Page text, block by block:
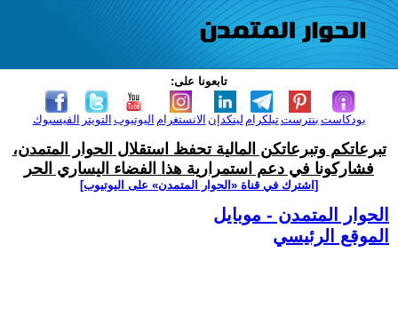
تابعونا على:
الفيسبوك التويتر اليوتيوب الانستغرام لينكدإن تيلكرامبنترست بودكاست
تبرعاتكم وتبرعاتكن المالية تحفظ استقلال الحوار المتمدن،
فشاركونا في دعم استمرارية هذا الفضاء اليساري الحر
[اشترك في قناة ‫«الحوار المتمدن» على اليوتيوب]
الحوار المتمدن - موبايل
الموقع الرئيسي